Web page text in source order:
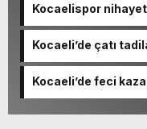
Kocaelispor nihayet
Kocaeli’de çatı
kıvılcımı evi yaktı
Kocaeli’de feci
kaldırımdaki